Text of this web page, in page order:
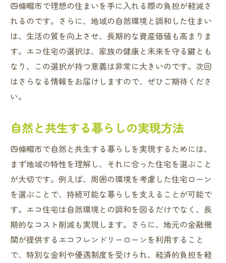
四條畷市で理想の住まいを手に入れる際の負担が軽減さ
れるのです。さらに、地域の自然環境と調和した住まい
は、生活の質を向上させ、長期的な資産価値も高まりま
す。エコ住宅の選択は、家族の健康と未来を守る鍵とも
なり、この選択が持つ意義は非常に大きいのです。次回
はさらなる情報をお届けしますので、ぜひご期待くださ
い。
自然と共生する暮らしの実現方法
四條畷市で自然と共生する暮らしを実現するためには、
まず地域の特性を理解し、それに合った住宅を選ぶこと
が大切です。例えば、周囲の環境を考慮した住宅ローン
を選ぶことで、持続可能な暮らしを支えることが可能で
す。エコ住宅は自然環境との調和を図るだけでなく、長
期的なコスト削減も実現します。さらに、地元の金融機
関が提供するエコフレンドリーローンを利用すること
で、特別な金利や優遇制度を受けられ、経済的負担を軽